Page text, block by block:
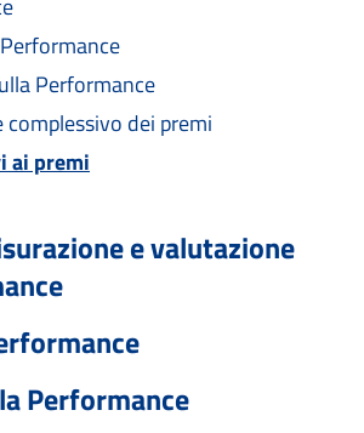
Performance
dei premi
ai premi
e valutazione
Performance